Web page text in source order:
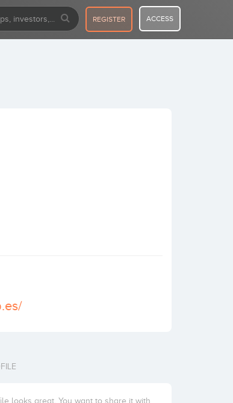
REGISTER ACCESS
looks great. You want to share it with